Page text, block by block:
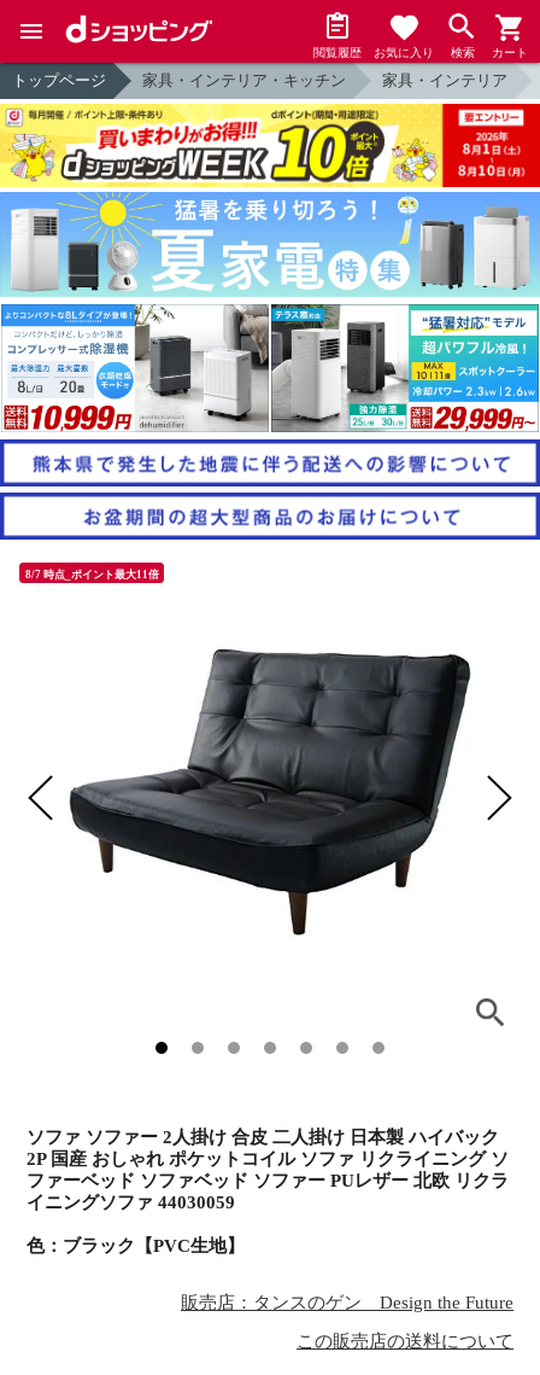
閲覧履歴 お気に入り 検索 カート
トップページ 家具・インテリア・キッチン 家具・インテリア
8/7 時点_ポイント最大11倍
ソファ ソファー 2人掛け 合皮 二人掛け 日本製 ハイバック
2P 国産 おしゃれ ポケットコイル ソファ リクライニング ソ
ファーベッド ソファベッド ソファー PUレザー 北欧 リクラ
イニングソファ 44030059
色：ブラック【PVC生地】
販売店：タンスのゲン Design the Future
この販売店の送料について